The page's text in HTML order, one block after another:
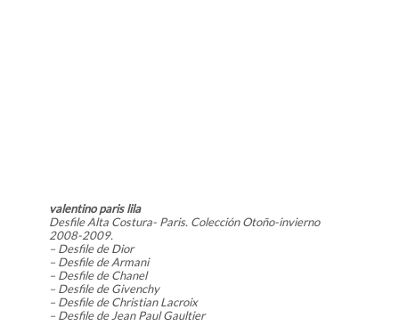
valentino paris lila
Desfile Alta Costura- Paris. Colección Otoño-invierno
2008-2009.
– Desfile de Dior
– Desfile de Armani
– Desfile de Chanel
– Desfile de Givenchy
– Desfile de Christian Lacroix
– Desfile de Jean Paul Gaultier